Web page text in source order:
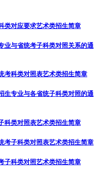
类对应要求艺术类招生简章
业与省统考子科类对照关系的通
考科类对照表艺术类招生简章
生专业与各省统子科类对照的通
科类对照表艺术类招生简章
考子科类对照表艺术类招生简章
子科类对照艺术类招生简章